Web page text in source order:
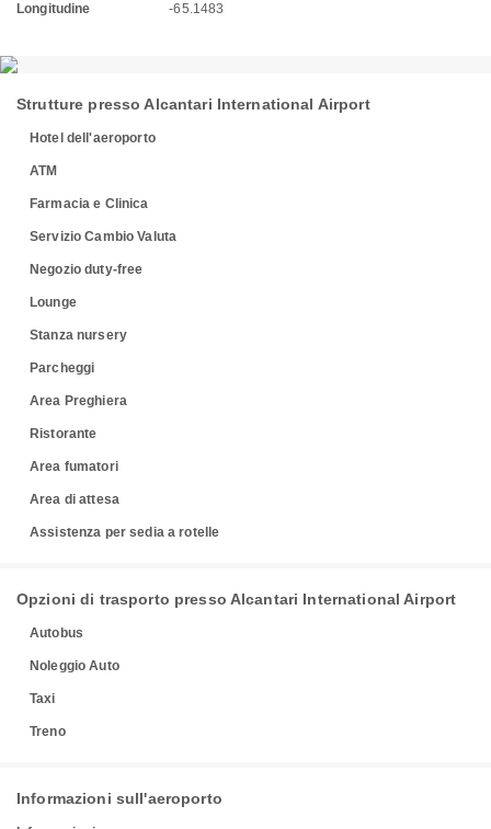
Longitudine -65.1483
Strutture presso Alcantari International Airport
Hotel dell'aeroporto
ATM
Farmacia e Clinica
Servizio Cambio Valuta
Negozio duty-free
Lounge
Stanza nursery
Parcheggi
Area Preghiera
Ristorante
Area fumatori
Area di attesa
Assistenza per sedia a rotelle
Opzioni di trasporto presso Alcantari International Airport
Autobus
Noleggio Auto
Taxi
Treno
Informazioni sull'aeroporto